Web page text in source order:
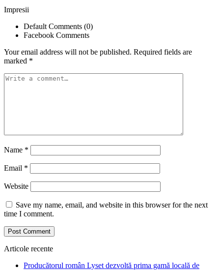
Impresii
Default Comments (0)
Facebook Comments
Your email address will not be published. Required fields are
marked *
Name *
Email *
Website
Save my name, email, and website in this browser for the next
time I comment.
Articole recente
Producătorul român Lyset dezvoltă prima gamă locală de